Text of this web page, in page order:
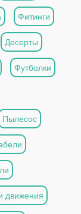
Фитинги
Десерты
Футболки
Пылесос
движения